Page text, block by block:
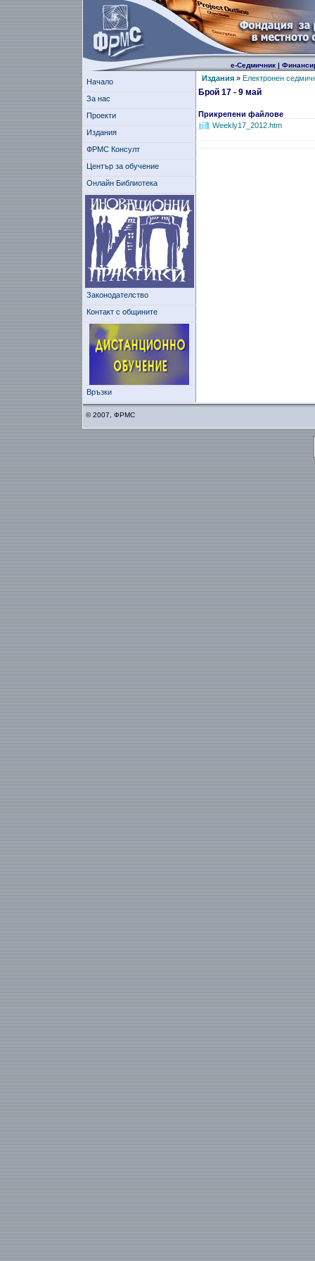
е-Седмичник|
Начало
За нас
Проекти
Издания
ФРМС Консулт
Център за обучение
Онлайн Библиотека
Законодателство
Контакт с общините
Връзки
Издания» Електронен
Брой 17 - 9 май
Прикрепени файлове
Weekly17_2012.htm
© 2007, ФРМС